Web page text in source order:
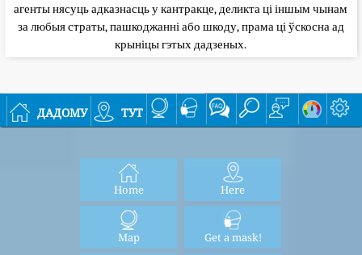
агенты нясуць адказнасць у кантракце, деликта ці іншым чынам
за любыя страты, пашкоджанні або шкоду, прама ці ўскосна ад
крыніцы гэтых дадзеных.
дадому тут
Home Here
Map Get a mask!